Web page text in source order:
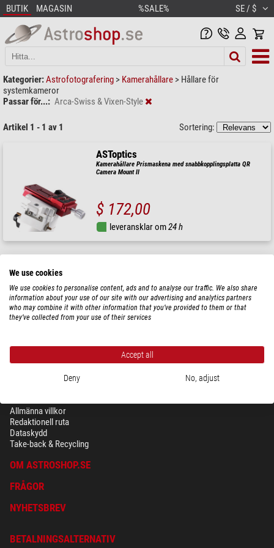
BUTIK MAGASIN %SALE% SE / $
Kategorier:Astrofotografering > Kamerahållare > Hållare för
systemkameror
Passar för...: Arca-Swiss & Vixen-Style
Artikel 1 - 1 av 1 Sortering:
ASToptics
Kamerahållare Prismaskena med snabbkopplingsplatta QR
Camera Mount II
$ 172,00
leveransklar om24 h
Allmänna villkor
Redaktionell ruta
Dataskydd
Take-back & Recycling
OM ASTROSHOP.SE
FRÅGOR
NYHETSBREV
BETALNINGSALTERNATIV
We use cookies
We use cookies to personalise content, ads and to analyse our traffic. We also share
information about your use of our site with our advertising and analytics partners
who may combine it with other information that you’ve provided to them or that
they’ve collected from your use of their services
Accept all
Deny No, adjust